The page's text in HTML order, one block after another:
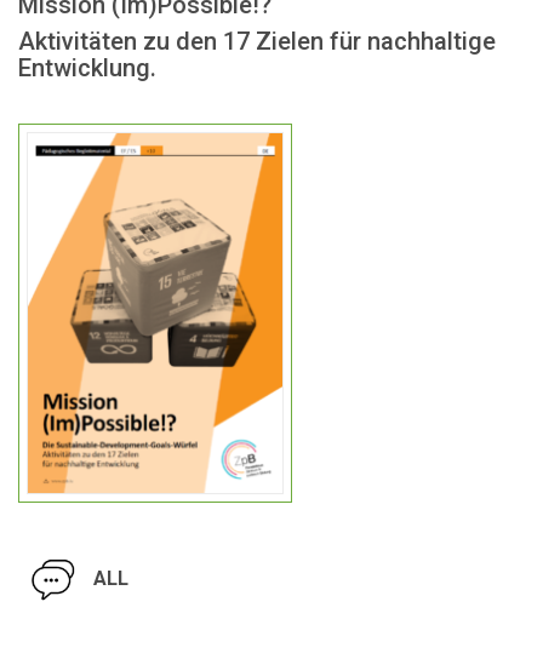
Aktivitäten zu den 17 Zielen für nachhaltige
Entwicklung.
ALL